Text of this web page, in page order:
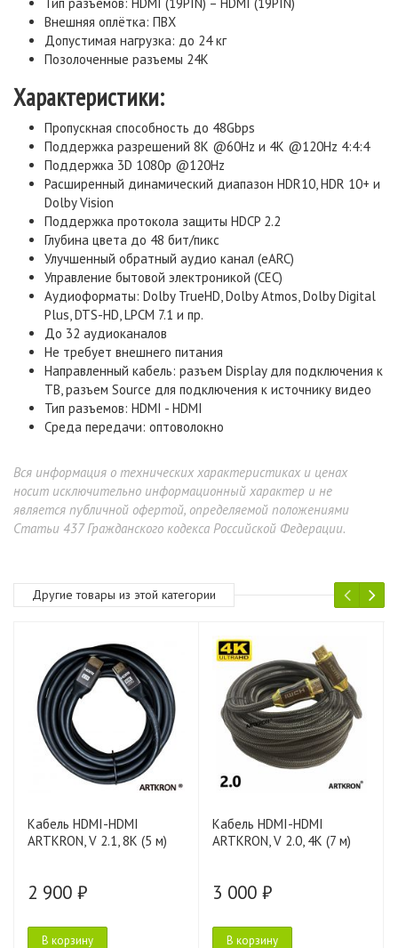
Внешняя оплётка: ПВХ
Допустимая нагрузка: до 24 кг
Позолоченные разъемы 24K
Характеристики:
Пропускная способность до 48Gbps
Поддержка разрешений 8K @60Hz и 4K @120Hz 4:4:4
Поддержка 3D 1080p @120Нz
Расширенный динамический диапазон HDR10, HDR 10+ и
Dolby Vision
Поддержка протокола защиты HDCP 2.2
Глубина цвета до 48 бит/пикс
Улучшенный обратный аудио канал (eARC)
Управление бытовой электроникой (CEC)
Аудиоформаты: Dolby TrueHD, Dolby Atmos, Dolby Digital
Plus, DTS-HD, LPCM 7.1 и пр.
До 32 аудиоканалов
Не требует внешнего питания
Направленный кабель: разъем Display для подключения к
ТВ, разъем Source для подключения к источнику видео
Тип разъемов: HDMI - HDMI
Среда передачи: оптоволокно
Вся информация о технических характеристиках и ценах
носит исключительно информационный характер и не
является публичной офертой, определяемой положениями
Статьи 437 Гражданского кодекса Российской Федерации.
Другие товары из этой категории
Кабель HDMI-HDMI
ARTKRON, V 2.1, 8K (5 м)
2 900 ₽
В корзину
Кабель HDMI-HDMI
ARTKRON, V 2.0, 4K (7 м)
3 000 ₽
В корзину